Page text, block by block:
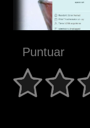
Puntuar